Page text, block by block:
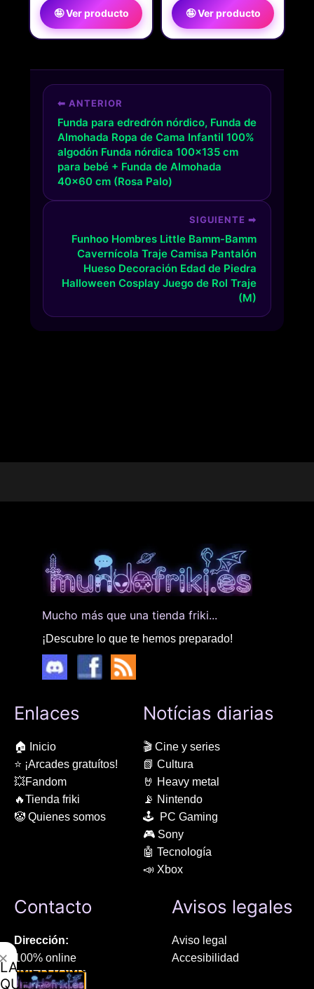
🤪 Ver producto 🤪 Ver producto
⬅ ANTERIOR
Funda para edredrón nórdico, Funda de
Almohada Ropa de Cama Infantil 100%
algodón Funda nórdica 100x135 cm
para bebé + Funda de Almohada
40x60 cm (Rosa Palo)
SIGUIENTE ➡
Funhoo Hombres Little Bamm-Bamm
Cavernícola Traje Camisa Pantalón
Hueso Decoración Edad de Piedra
Halloween Cosplay Juego de Rol Traje
(M)
Mucho más que una tienda friki...
¡Descubre lo que te hemos preparado!
Enlaces
🏠 Inicio
⭐ ¡Arcades gratuítos!
💥Fandom
🔥Tienda friki
🤡 Quienes somos
Notícias diarias
🎬 Cine y series
📗 Cultura
🤘 Heavy metal
📡 Nintendo
🕹 PC Gaming
🎮 Sony
🤖 Tecnología
📣 Xbox
Contacto
Dirección:
100% online
Manresa (08241), Barcelona
Avisos legales
Aviso legal
Accesibilidad
LAMENTAMOS
QUE